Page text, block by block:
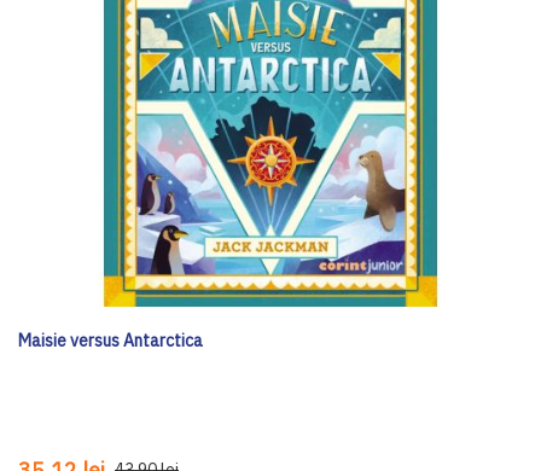
Maisie versus Antarctica